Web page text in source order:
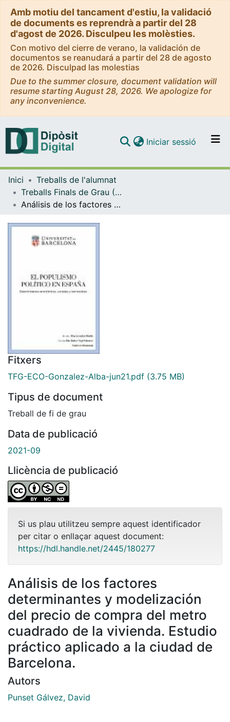
Amb motiu del tancament d'estiu, la validació
de documents es reprendrà a partir del 28
d'agost de 2026. Disculpeu les molèsties.
Con motivo del cierre de verano, la validación de
documentos se reanudará a partir del 28 de agosto
de 2026. Disculpad las molestias
Due to the summer closure, document validation will
resume starting August 28, 2026. We apologize for
any inconvenience.
Navega per tot el DD
Iniciar sessió (current)
Inici
Treballs de l'alumnat
Treballs Finals de Grau (TFG) - Economia
Análisis de los factores determinantes y modelización del precio de compra del metro cuadrado de la vivienda. Estudio práctico aplicado a la ciudad de Barcelona.
Fitxers
TFG-ECO-Gonzalez-Alba-jun21.pdf (3.75 MB)
Tipus de document
Treball de fi de grau
Data de publicació
2021-09
Llicència de publicació
Si us plau utilitzeu sempre aquest identificador
per citar o enllaçar aquest document:
https://hdl.handle.net/2445/180277
Análisis de los factores
determinantes y modelización
del precio de compra del metro
cuadrado de la vivienda. Estudio
práctico aplicado a la ciudad de
Barcelona.
Autors
Punset Gálvez, David